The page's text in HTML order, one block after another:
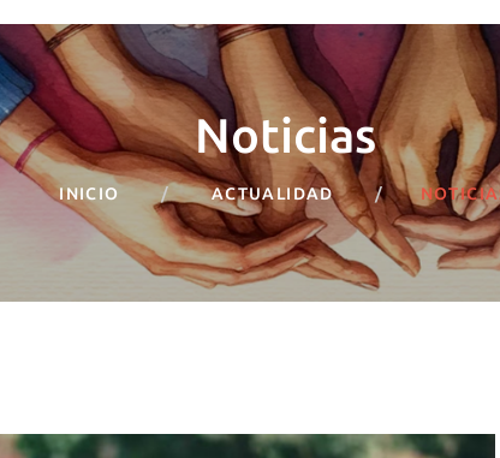
:
Noticias
INICIO ACTUALIDAD